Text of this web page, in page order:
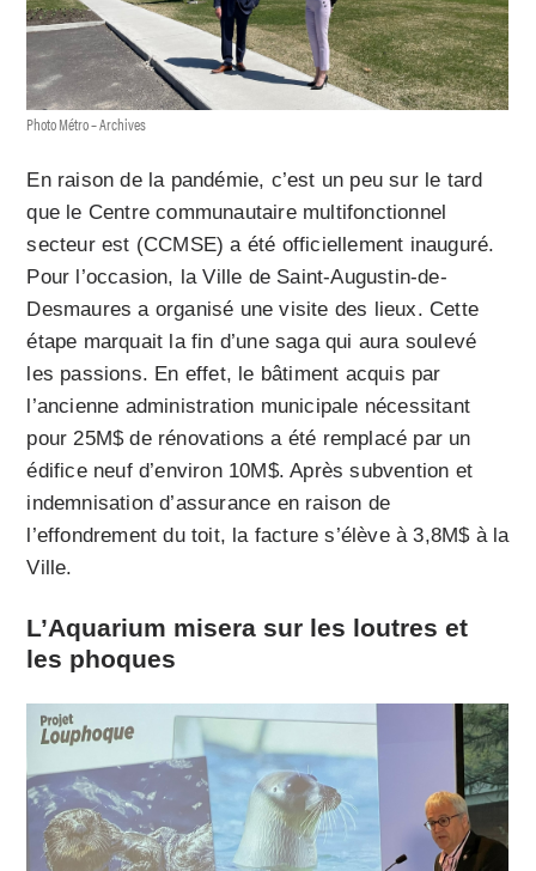
Photo Métro – Archives
En raison de la pandémie, c’est un peu sur le tard
que le Centre communautaire multifonctionnel
secteur est (CCMSE) a été officiellement inauguré.
Pour l’occasion, la Ville de Saint-Augustin-de-
Desmaures a organisé une visite des lieux. Cette
étape marquait la fin d’une saga qui aura soulevé
les passions. En effet, le bâtiment acquis par
l’ancienne administration municipale nécessitant
pour 25M$ de rénovations a été remplacé par un
édifice neuf d’environ 10M$. Après subvention et
indemnisation d’assurance en raison de
l’effondrement du toit, la facture s’élève à 3,8M$ à la
Ville.
L’Aquarium misera sur les loutres et
les phoques